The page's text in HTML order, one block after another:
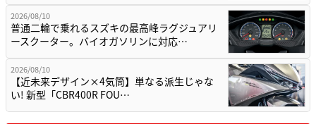
2026/08/10
普通二輪で乗れるスズキの最高峰ラグジュアリ
ースクーター。バイオガソリンに対応…
2026/08/10
【近未来デザイン×4気筒】単なる派生じゃな
い! 新型「CBR400R FOU…